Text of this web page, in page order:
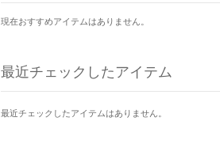
現在おすすめアイテムはありません。
最近チェックしたアイテム
最近チェックしたアイテムはありません。